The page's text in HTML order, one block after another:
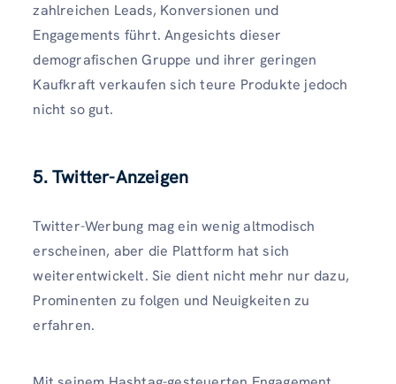
zahlreichen Leads, Konversionen und
Engagements führt. Angesichts dieser
demografischen Gruppe und ihrer geringen
Kaufkraft verkaufen sich teure Produkte jedoch
nicht so gut.
5. Twitter-Anzeigen
Twitter-Werbung mag ein wenig altmodisch
erscheinen, aber die Plattform hat sich
weiterentwickelt. Sie dient nicht mehr nur dazu,
Prominenten zu folgen und Neuigkeiten zu
erfahren.